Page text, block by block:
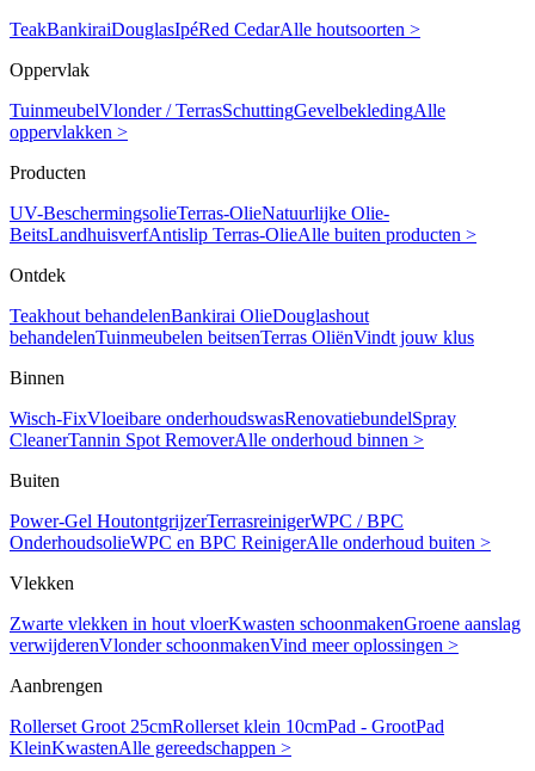
TeakBankiraiDouglasIpéRed CedarAlle houtsoorten >
Oppervlak
TuinmeubelVlonder / TerrasSchuttingGevelbekledingAlle
oppervlakken >
Producten
UV-BeschermingsolieTerras-OlieNatuurlijke Olie-
BeitsLandhuisverfAntislip Terras-OlieAlle buiten producten >
Ontdek
Teakhout behandelenBankirai OlieDouglashout
behandelenTuinmeubelen beitsenTerras OliënVindt jouw klus
Binnen
Wisch-FixVloeibare onderhoudswasRenovatiebundelSpray
CleanerTannin Spot RemoverAlle onderhoud binnen >
Buiten
Power-Gel HoutontgrijzerTerrasreinigerWPC / BPC
OnderhoudsolieWPC en BPC ReinigerAlle onderhoud buiten >
Vlekken
Zwarte vlekken in hout vloerKwasten schoonmakenGroene aanslag
verwijderenVlonder schoonmakenVind meer oplossingen >
Aanbrengen
Rollerset Groot 25cmRollerset klein 10cmPad - GrootPad
KleinKwastenAlle gereedschappen >